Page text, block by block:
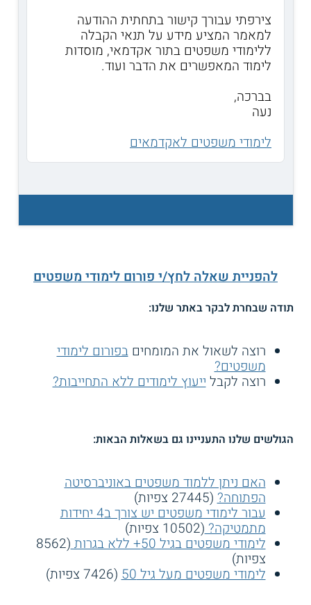
צירפתי עבורך קישור בתחתית ההודעה
למאמר המציע מידע על תנאי הקבלה
ללימודי משפטים בתור אקדמאי, מוסדות
לימוד המאפשרים את הדבר ועוד.
בברכה,
נעה
לימודי משפטים לאקדמאים
להפניית שאלה לחץ/י פורום לימודי משפטים
תודה שבחרת לבקר באתר שלנו:
רוצה לשאול את המומחיםבפורום לימודי
משפטים?
רוצה לקבלייעוץ לימודים ללא התחייבות?
הגולשים שלנו התעניינו גם בשאלות הבאות:
האם ניתן ללמוד משפטים באוניברסיטה
הפתוחה?(27445 צפיות)
עבור לימודי משפטים יש צורך ב4 יחידות
מתמטיקה?(10502 צפיות)
לימודי משפטים בגיל 50+ ללא בגרות (8562
צפיות)
לימודי משפטים מעל גיל 50 (7426 צפיות)